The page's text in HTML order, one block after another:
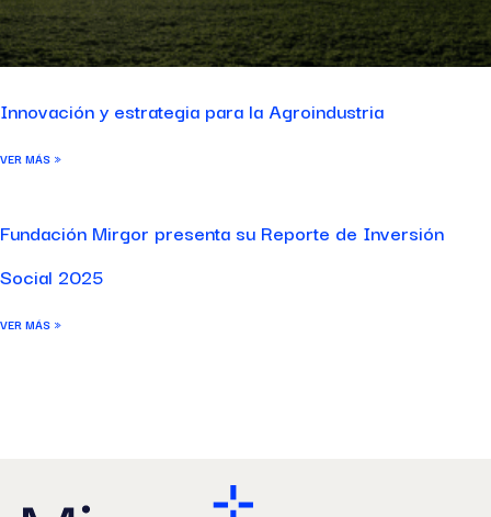
Innovación y estrategia para la Agroindustria
VER MÁS »
Fundación Mirgor presenta su Reporte de Inversión
Social 2025
VER MÁS »